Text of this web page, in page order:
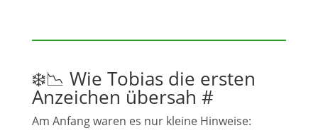
❄️📉 Wie Tobias die ersten
Anzeichen übersah #
Am Anfang waren es nur kleine Hinweise: